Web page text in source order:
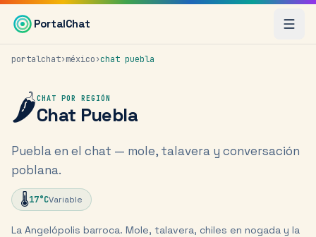
Saltar al contenido principal
PortalChat
portalchat›méxico›chat puebla
🌶️CHAT POR REGIÓN
Chat Puebla
Puebla en el chat — mole, talavera y conversación
poblana.
🌡️17°CVariable
La Angelópolis barroca. Mole, talavera, chiles en nogada y la